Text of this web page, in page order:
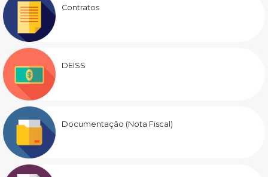
Contratos
DEISS
Documentação (Nota Fiscal)